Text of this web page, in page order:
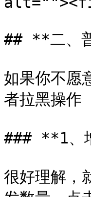
## **二、
如果你不愿
者拉黑操作
### **1、
很好理解，